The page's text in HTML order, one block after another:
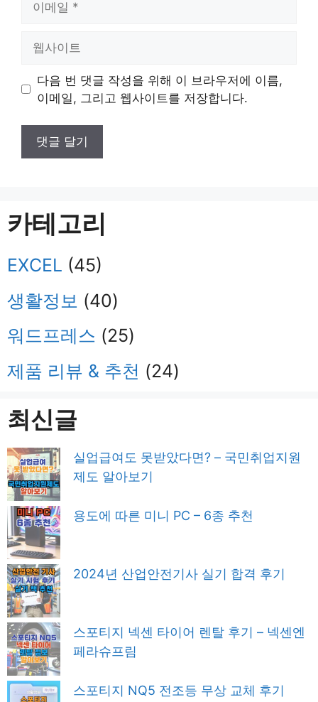
트
다음 번 댓글 작성을 위해 이 브라우저에 이름,
이메일, 그리고 웹사이트를 저장합니다.
카테고리
EXCEL (45)
생활정보 (40)
워드프레스 (25)
제품 리뷰 & 추천 (24)
최신글
실업급여도 못받았다면? – 국민취업지원
제도 알아보기
용도에 따른 미니 PC – 6종 추천
2024년 산업안전기사 실기 합격 후기
스포티지 넥센 타이어 렌탈 후기 – 넥센엔
페라슈프림
스포티지 NQ5 전조등 무상 교체 후기